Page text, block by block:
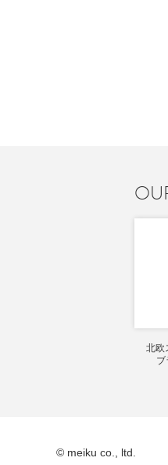
北欧
ブ
© meiku co., ltd.